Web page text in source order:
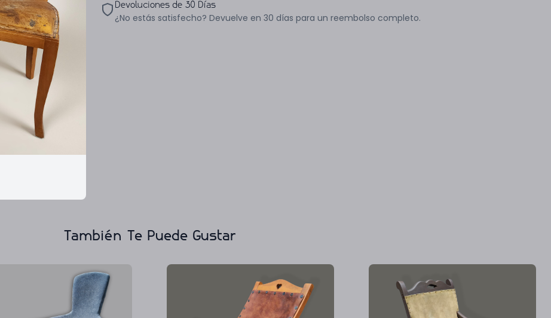
Devoluciones de 30 Días
¿No estás satisfecho? Devuelve en 30 días para un reembolso completo.
También Te Puede Gustar